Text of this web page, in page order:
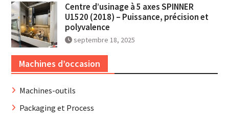
Centre d’usinage à 5 axes SPINNER
U1520 (2018) – Puissance, précision et
polyvalence
septembre 18, 2025
Machines d’occasion
Machines-outils
Packaging et Process